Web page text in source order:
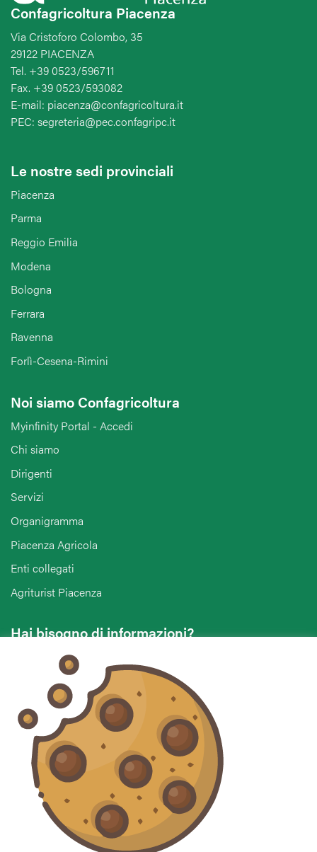
Confagricoltura Piacenza
Via Cristoforo Colombo, 35
29122 PIACENZA
Tel. +39 0523/596711
Fax. +39 0523/593082
E-mail: piacenza@confagricoltura.it
PEC: segreteria@pec.confagripc.it
Le nostre sedi provinciali
Piacenza
Parma
Reggio Emilia
Modena
Bologna
Ferrara
Ravenna
Forlì-Cesena-Rimini
Noi siamo Confagricoltura
Myinfinity Portal - Accedi
Chi siamo
Dirigenti
Servizi
Organigramma
Piacenza Agricola
Enti collegati
Agriturist Piacenza
Hai bisogno di informazioni?
Vuoi contattarci per ricevere assistenza, lasciare un
commento o chiedere informazioni?
CONTATTACI
Seguici sui social